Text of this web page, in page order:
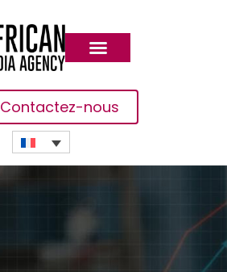
Contactez-nous